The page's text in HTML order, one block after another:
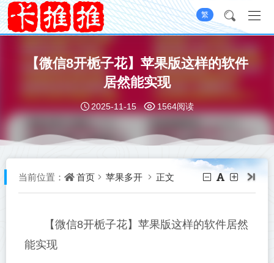
繁
【微信8开栀子花】苹果版这样的软件
居然能实现
2025-11-15 1564阅读
当前位置： 首页 苹果多开 正文
【微信8开栀子花】苹果版这样的软件居然
能实现